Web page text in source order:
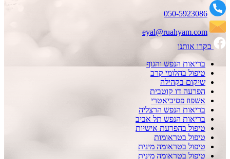
050-5923086
eyal@ruahyam.com
בקרו אותנו
בריאות הנפש והגוף
טיפול בהלומי קרב
שיקום בקהילה
הפרעה דו קוטבית
אשפוז פסיכיאטרי
בריאות הנפש הרצליה
בריאות הנפש תל אביב
טיפול בהפרעת אישיות
טיפול בטראומות
טיפול בטראומה מינית
טיפול בטראומה מינית